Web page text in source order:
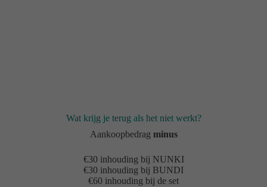
Wat krijg je terug als het niet werkt?
Aankoopbedrag minus
€30 inhouding bij NUNKI
€30 inhouding bij BUNDI
€60 inhouding bij de set